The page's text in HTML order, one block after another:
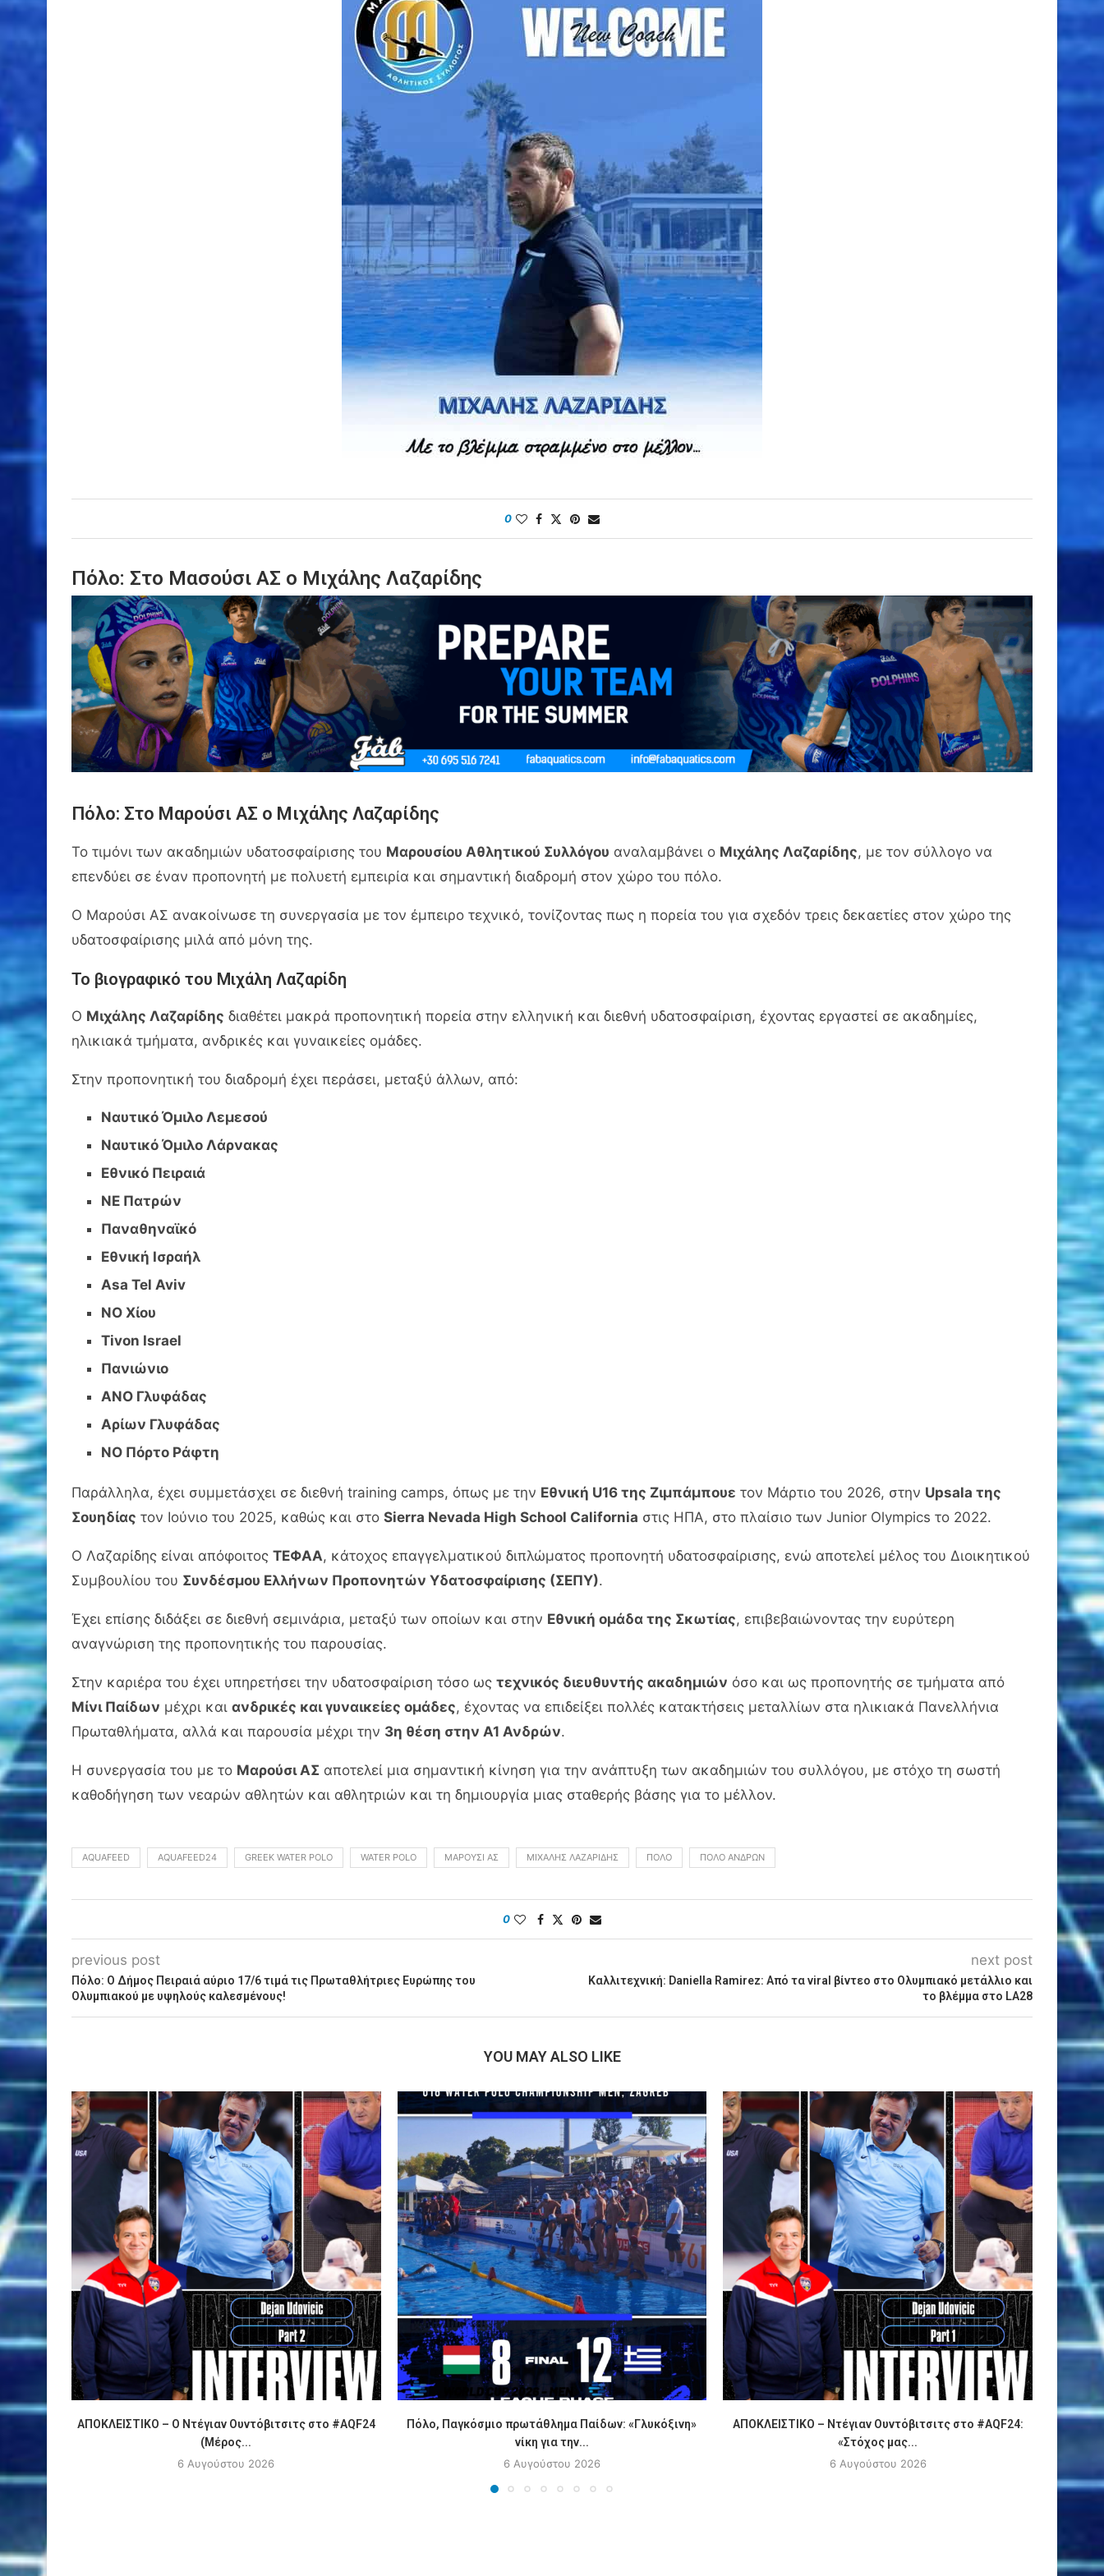
0
Πόλο: Στο Μασούσι ΑΣ ο Μιχάλης Λαζαρίδης
Πόλο: Στο Μαρούσι ΑΣ ο Μιχάλης Λαζαρίδης
Το τιμόνι των ακαδημιών υδατοσφαίρισης του Μαρουσίου Αθλητικού Συλλόγου αναλαμβάνει ο Μιχάλης Λαζαρίδης, με τον σύλλογο να
επενδύει σε έναν προπονητή με πολυετή εμπειρία και σημαντική διαδρομή στον χώρο του πόλο.
Ο Μαρούσι ΑΣ ανακοίνωσε τη συνεργασία με τον έμπειρο τεχνικό, τονίζοντας πως η πορεία του για σχεδόν τρεις δεκαετίες στον χώρο της
υδατοσφαίρισης μιλά από μόνη της.
Το βιογραφικό του Μιχάλη Λαζαρίδη
Ο Μιχάλης Λαζαρίδης διαθέτει μακρά προπονητική πορεία στην ελληνική και διεθνή υδατοσφαίριση, έχοντας εργαστεί σε ακαδημίες,
ηλικιακά τμήματα, ανδρικές και γυναικείες ομάδες.
Στην προπονητική του διαδρομή έχει περάσει, μεταξύ άλλων, από:
Ναυτικό Όμιλο Λεμεσού
Ναυτικό Όμιλο Λάρνακας
Εθνικό Πειραιά
ΝΕ Πατρών
Παναθηναϊκό
Εθνική Ισραήλ
Asa Tel Aviv
ΝΟ Χίου
Tivon Israel
Πανιώνιο
ΑΝΟ Γλυφάδας
Αρίων Γλυφάδας
ΝΟ Πόρτο Ράφτη
Παράλληλα, έχει συμμετάσχει σε διεθνή training camps, όπως με την Εθνική U16 της Ζιμπάμπουε τον Μάρτιο του 2026, στην Upsala της
Σουηδίας τον Ιούνιο του 2025, καθώς και στο Sierra Nevada High School California στις ΗΠΑ, στο πλαίσιο των Junior Olympics το 2022.
Ο Λαζαρίδης είναι απόφοιτος ΤΕΦΑΑ, κάτοχος επαγγελματικού διπλώματος προπονητή υδατοσφαίρισης, ενώ αποτελεί μέλος του Διοικητικού
Συμβουλίου του Συνδέσμου Ελλήνων Προπονητών Υδατοσφαίρισης (ΣΕΠΥ).
Έχει επίσης διδάξει σε διεθνή σεμινάρια, μεταξύ των οποίων και στην Εθνική ομάδα της Σκωτίας, επιβεβαιώνοντας την ευρύτερη
αναγνώριση της προπονητικής του παρουσίας.
Στην καριέρα του έχει υπηρετήσει την υδατοσφαίριση τόσο ως τεχνικός διευθυντής ακαδημιών όσο και ως προπονητής σε τμήματα από
Μίνι Παίδων μέχρι και ανδρικές και γυναικείες ομάδες, έχοντας να επιδείξει πολλές κατακτήσεις μεταλλίων στα ηλικιακά Πανελλήνια
Πρωταθλήματα, αλλά και παρουσία μέχρι την 3η θέση στην Α1 Ανδρών.
Η συνεργασία του με το Μαρούσι ΑΣ αποτελεί μια σημαντική κίνηση για την ανάπτυξη των ακαδημιών του συλλόγου, με στόχο τη σωστή
καθοδήγηση των νεαρών αθλητών και αθλητριών και τη δημιουργία μιας σταθερής βάσης για το μέλλον.
AQUAFEED AQUAFEED24 GREEK WATER POLO WATER POLO ΜΑΡΟΎΣΙ ΑΣ ΜΙΧΆΛΗΣ ΛΑΖΑΡΊΔΗΣ ΠΌΛΟ ΠΌΛΟ ΑΝΔΡΏΝ
0
previous post
Πόλο: Ο Δήμος Πειραιά αύριο 17/6 τιμά τις Πρωταθλήτριες Ευρώπης του
Ολυμπιακού με υψηλούς καλεσμένους!
next post
Καλλιτεχνική: Daniella Ramirez: Από τα viral βίντεο στο Ολυμπιακό μετάλλιο και
το βλέμμα στο LA28
YOU MAY ALSO LIKE
ΑΠΟΚΛΕΙΣΤΙΚΟ – Ο Ντέγιαν Ουντόβιτσιτς στο #AQF24
(Μέρος...
6 Αυγούστου 2026
Πόλο, Παγκόσμιο πρωτάθλημα Παίδων: «Γλυκόξινη»
νίκη για την...
6 Αυγούστου 2026
ΑΠΟΚΛΕΙΣΤΙΚΟ – Ντέγιαν Ουντόβιτσιτς στο #AQF24:
«Στόχος μας...
6 Αυγούστου 2026